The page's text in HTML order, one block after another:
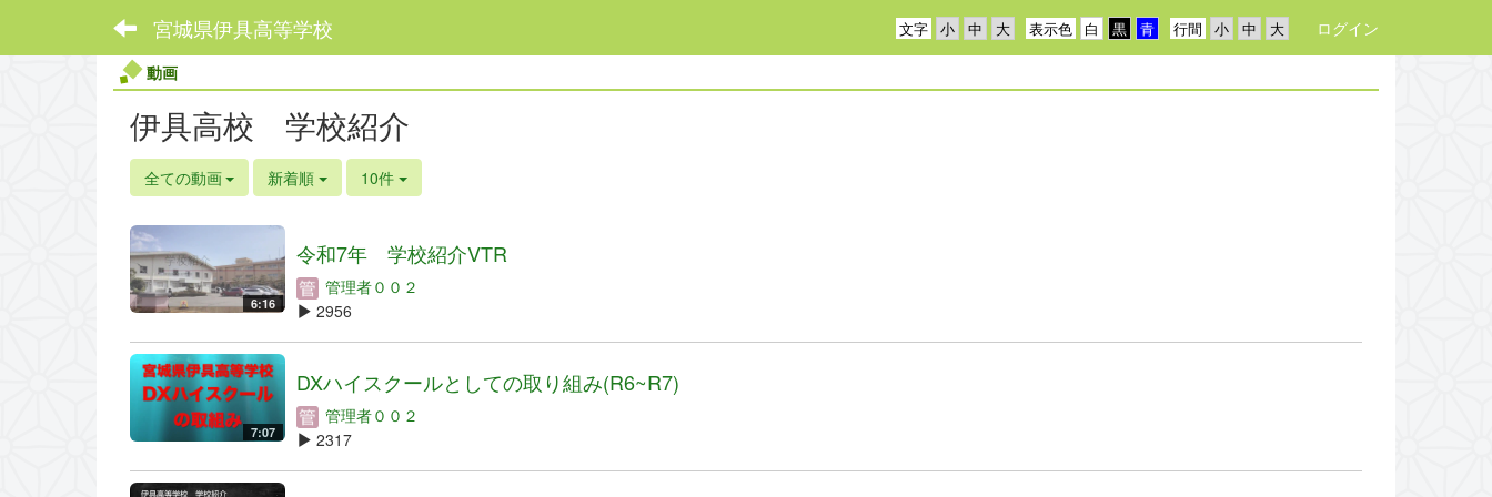
宮城県伊具高等学校 行間
表示色
文字
ログイン
動画
伊具高校 学校紹介
全ての動画 新着順 10件
6:16
令和7年 学校紹介VTR
管理者００２
2956
7:07
DXハイスクールとしての取り組み(R6~R7)
管理者００２
2317